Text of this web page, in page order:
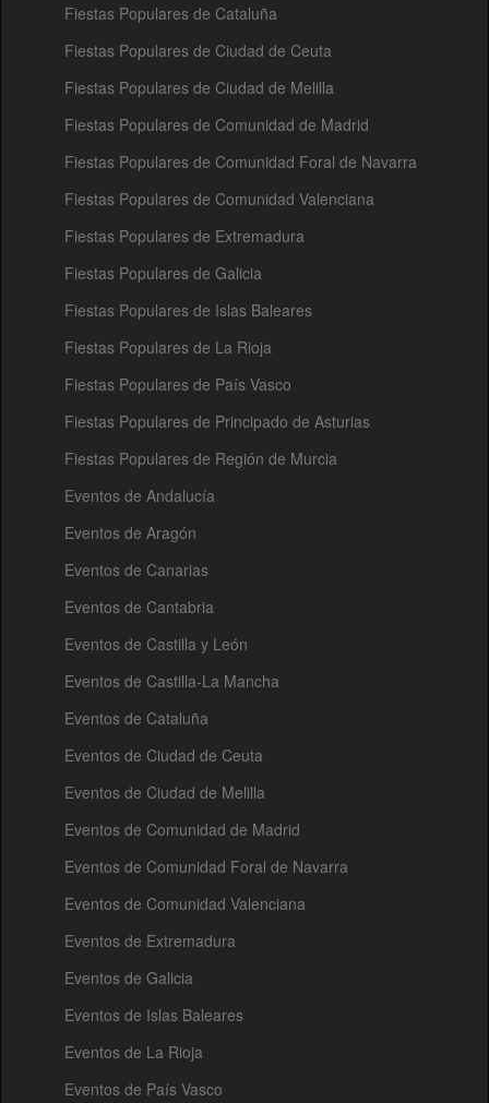
Fiestas Populares de Cataluña
Fiestas Populares de Ciudad de Ceuta
Fiestas Populares de Ciudad de Melilla
Fiestas Populares de Comunidad de Madrid
Fiestas Populares de Comunidad Foral de Navarra
Fiestas Populares de Comunidad Valenciana
Fiestas Populares de Extremadura
Fiestas Populares de Galicia
Fiestas Populares de Islas Baleares
Fiestas Populares de La Rioja
Fiestas Populares de País Vasco
Fiestas Populares de Principado de Asturias
Fiestas Populares de Región de Murcia
Eventos de Andalucía
Eventos de Aragón
Eventos de Canarias
Eventos de Cantabria
Eventos de Castilla y León
Eventos de Castilla-La Mancha
Eventos de Cataluña
Eventos de Ciudad de Ceuta
Eventos de Ciudad de Melilla
Eventos de Comunidad de Madrid
Eventos de Comunidad Foral de Navarra
Eventos de Comunidad Valenciana
Eventos de Extremadura
Eventos de Galicia
Eventos de Islas Baleares
Eventos de La Rioja
Eventos de País Vasco